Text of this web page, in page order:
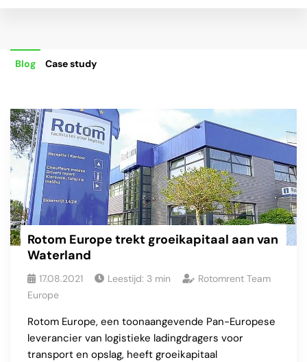
Blog Case study
Rotom Europe trekt groeikapitaal aan van
Waterland
17.08.2021 Leestijd: 3 min
Rotomrent Team
Europe
Rotom Europe, een toonaangevende Pan-Europese
leverancier van logistieke ladingdragers voor
transport en opslag, heeft groeikapitaal